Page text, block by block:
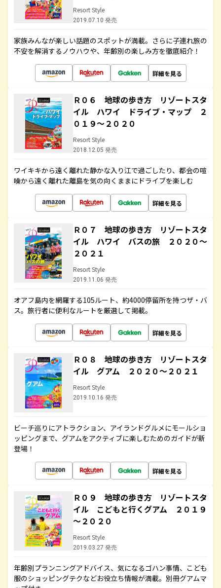
Resort Style
2019.07.10 発売
家族みんなが楽しい話題のスポットが満載。さらに子連れ旅の
不安を解消するノウハウや、年齢別の楽しみ方を徹底紹介！
詳細を見る
Ｒ０６ 地球の歩き方 リゾートスタ
イル ハワイ ドライブ・マップ ２
０１９～２０２０
Resort Style
2018.12.05 発売
ワイキキから遠く離れた静かな入り江で過ごしたり、都会の喧
噪から遠く離れた離島を気の向くままにドライブを楽しむ
詳細を見る
Ｒ０７ 地球の歩き方 リゾートスタ
イル ハワイ バスの旅 ２０２０～
２０２１
Resort Style
2019.11.06 発売
オアフ島内を網羅する105ルート、約4000停留所を持つザ・バ
ス。旅行者に便利なルートを厳選して掲載。
詳細を見る
Ｒ０８ 地球の歩き方 リゾートスタ
イル グアム ２０２０～２０２１
Resort Style
2019.10.16 発売
ビーチ巡りにアトラクション、アイランドグルメにモールショ
ッピングまで、グアムをアクティブに楽しむためのガイドが新
登場！
詳細を見る
Ｒ０９ 地球の歩き方 リゾートスタ
イル こどもと行くグアム ２０１９
～２０２０
Resort Style
2019.03.27 発売
年齢別プランニングアドバイス、気になるゴハン事情、こども
服のショッピングテクなどお役立ち情報が満載。別冊グアムマ